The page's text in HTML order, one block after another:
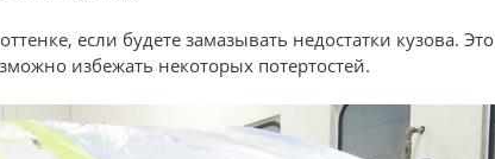
если будете замазывать недостатки кузова. Это
избежать некоторых потертостей.